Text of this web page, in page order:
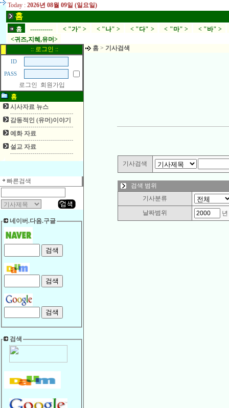
Today : 2026년 08월 09일 (일요일)
홈
홈 ----------- < "가" > < "나" > < "다" > < "마" > < "바" >
<귀즈,지혜,유머>
:: 로그인 ::
ID
PASS
로그인
회원가입
홈
시사자료 뉴스
감동적인 (유머)이야기
예화 자료
설교 자료
빠른검색
네이버.다음.구글
검색
홈 > 기사검색
기사검색
검색 범위
기사분류
날짜범위